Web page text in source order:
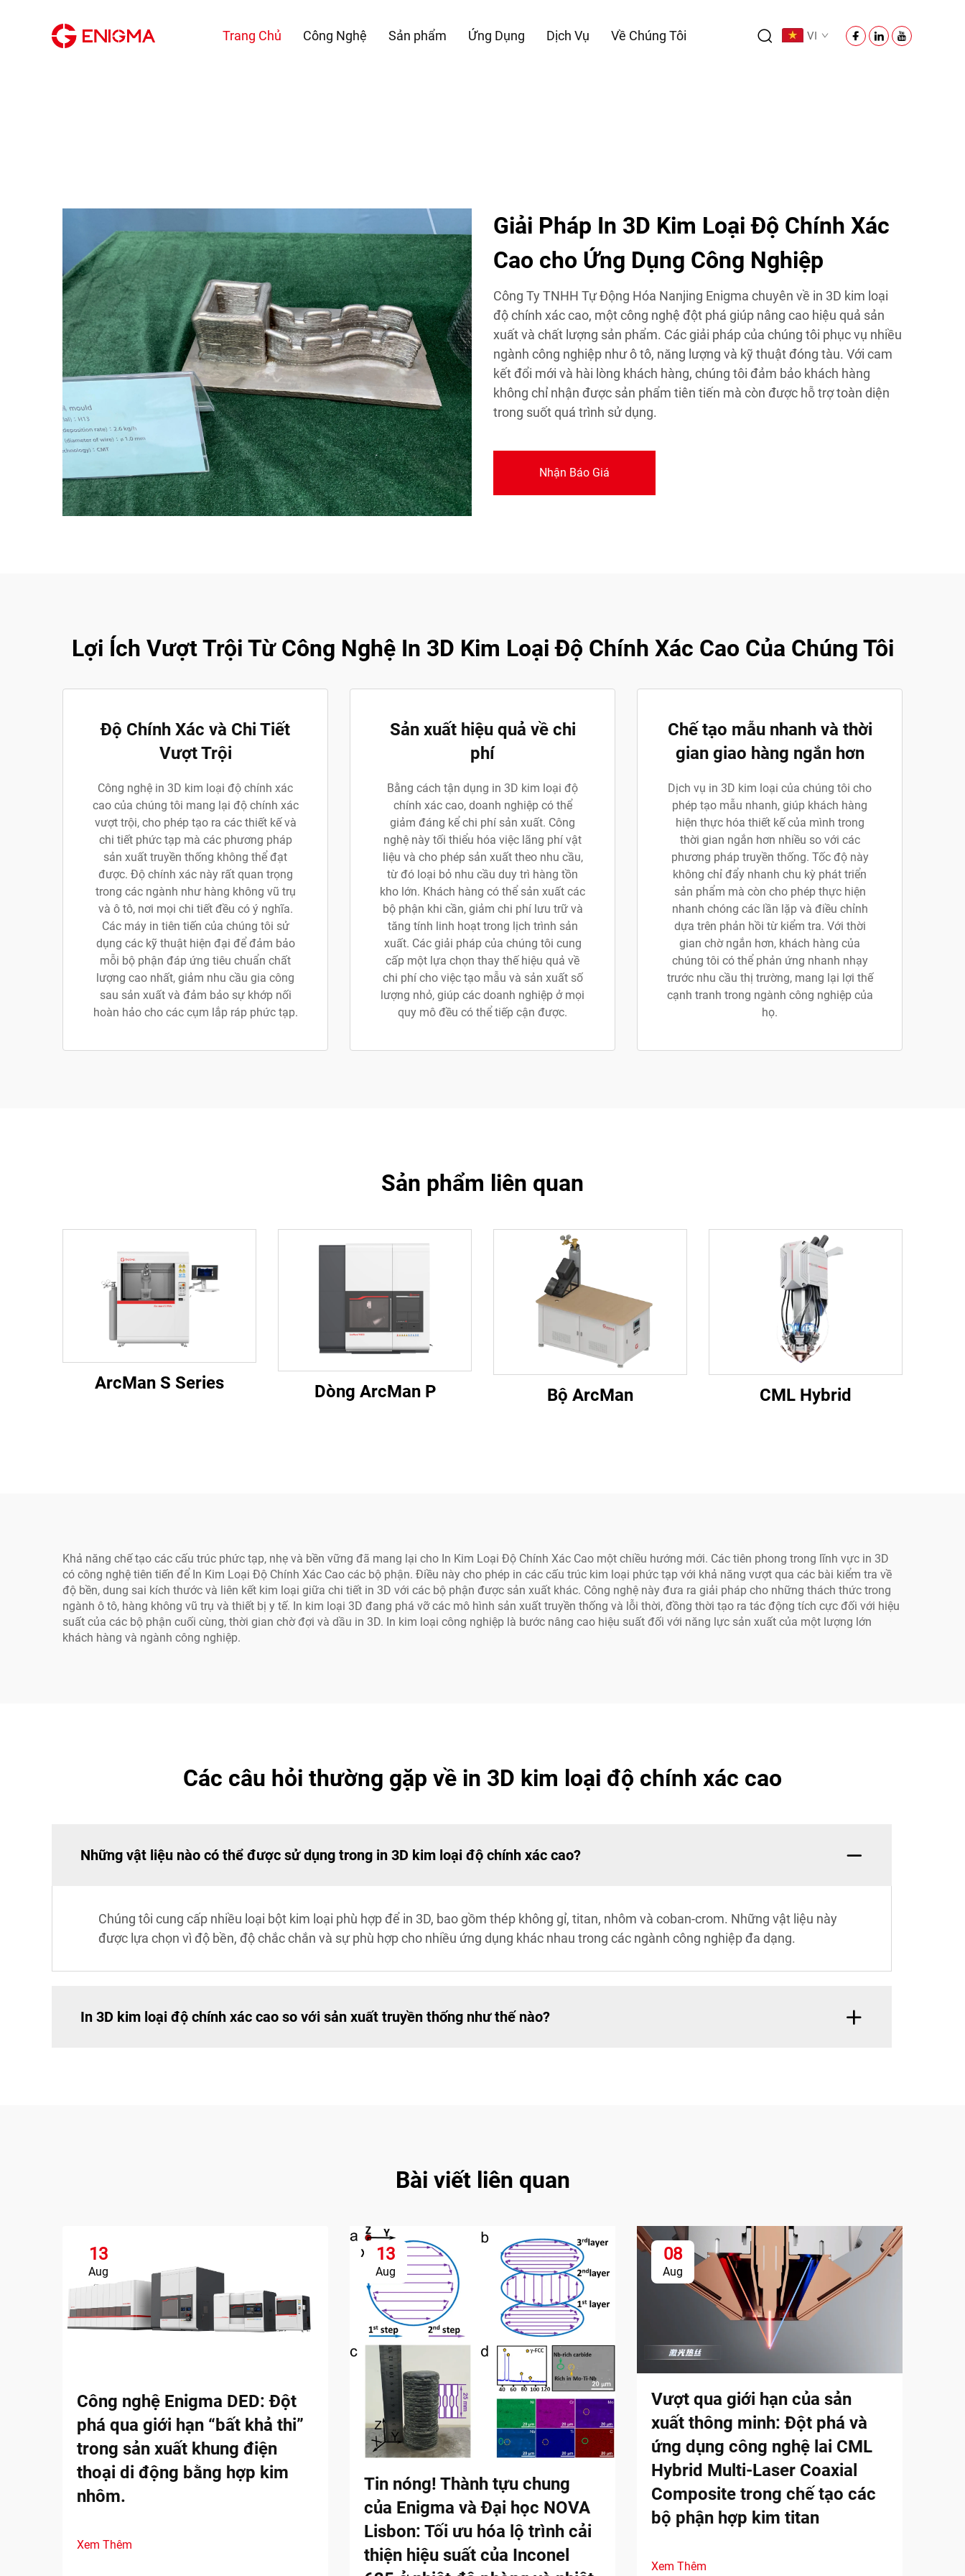
Trang Chủ Công Nghệ Sản phẩm Ứng Dụng Dịch Vụ Về Chúng Tôi VI
Giải Pháp In 3D Kim Loại Độ Chính Xác
Cao cho Ứng Dụng Công Nghiệp
Công Ty TNHH Tự Động Hóa Nanjing Enigma chuyên về in 3D kim loại
độ chính xác cao, một công nghệ đột phá giúp nâng cao hiệu quả sản
xuất và chất lượng sản phẩm. Các giải pháp của chúng tôi phục vụ nhiều
ngành công nghiệp như ô tô, năng lượng và kỹ thuật đóng tàu. Với cam
kết đổi mới và hài lòng khách hàng, chúng tôi đảm bảo khách hàng
không chỉ nhận được sản phẩm tiên tiến mà còn được hỗ trợ toàn diện
trong suốt quá trình sử dụng.
Nhận Báo Giá
Lợi Ích Vượt Trội Từ Công Nghệ In 3D Kim Loại Độ Chính Xác Cao Của Chúng Tôi
Độ Chính Xác và Chi Tiết
Vượt Trội
Công nghệ in 3D kim loại độ chính xác
cao của chúng tôi mang lại độ chính xác
vượt trội, cho phép tạo ra các thiết kế và
chi tiết phức tạp mà các phương pháp
sản xuất truyền thống không thể đạt
được. Độ chính xác này rất quan trọng
trong các ngành như hàng không vũ trụ
và ô tô, nơi mọi chi tiết đều có ý nghĩa.
Các máy in tiên tiến của chúng tôi sử
dụng các kỹ thuật hiện đại để đảm bảo
mỗi bộ phận đáp ứng tiêu chuẩn chất
lượng cao nhất, giảm nhu cầu gia công
sau sản xuất và đảm bảo sự khớp nối
hoàn hảo cho các cụm lắp ráp phức tạp.
Sản xuất hiệu quả về chi
phí
Bằng cách tận dụng in 3D kim loại độ
chính xác cao, doanh nghiệp có thể
giảm đáng kể chi phí sản xuất. Công
nghệ này tối thiểu hóa việc lãng phí vật
liệu và cho phép sản xuất theo nhu cầu,
từ đó loại bỏ nhu cầu duy trì hàng tồn
kho lớn. Khách hàng có thể sản xuất các
bộ phận khi cần, giảm chi phí lưu trữ và
tăng tính linh hoạt trong lịch trình sản
xuất. Các giải pháp của chúng tôi cung
cấp một lựa chọn thay thế hiệu quả về
chi phí cho việc tạo mẫu và sản xuất số
lượng nhỏ, giúp các doanh nghiệp ở mọi
quy mô đều có thể tiếp cận được.
Chế tạo mẫu nhanh và thời
gian giao hàng ngắn hơn
Dịch vụ in 3D kim loại của chúng tôi cho
phép tạo mẫu nhanh, giúp khách hàng
hiện thực hóa thiết kế của mình trong
thời gian ngắn hơn nhiều so với các
phương pháp truyền thống. Tốc độ này
không chỉ đẩy nhanh chu kỳ phát triển
sản phẩm mà còn cho phép thực hiện
nhanh chóng các lần lặp và điều chỉnh
dựa trên phản hồi từ kiểm tra. Với thời
gian chờ ngắn hơn, khách hàng của
chúng tôi có thể phản ứng nhanh nhạy
trước nhu cầu thị trường, mang lại lợi thế
cạnh tranh trong ngành công nghiệp của
họ.
Sản phẩm liên quan
ArcMan S Series Dòng ArcMan P Bộ ArcMan CML Hybrid
Khả năng chế tạo các cấu trúc phức tạp, nhẹ và bền vững đã mang lại cho In Kim Loại Độ Chính Xác Cao một chiều hướng mới. Các tiên phong trong lĩnh vực in 3D
có công nghệ tiên tiến để In Kim Loại Độ Chính Xác Cao các bộ phận. Điều này cho phép in các cấu trúc kim loại phức tạp với khả năng vượt qua các bài kiểm tra về
độ bền, dung sai kích thước và liên kết kim loại giữa chi tiết in 3D với các bộ phận được sản xuất khác. Công nghệ này đưa ra giải pháp cho những thách thức trong
ngành ô tô, hàng không vũ trụ và thiết bị y tế. In kim loại 3D đang phá vỡ các mô hình sản xuất truyền thống và lỗi thời, đồng thời tạo ra tác động tích cực đối với hiệu
suất của các bộ phận cuối cùng, thời gian chờ đợi và dầu in 3D. In kim loại công nghiệp là bước nâng cao hiệu suất đối với năng lực sản xuất của một lượng lớn
khách hàng và ngành công nghiệp.
Các câu hỏi thường gặp về in 3D kim loại độ chính xác cao
Những vật liệu nào có thể được sử dụng trong in 3D kim loại độ chính xác cao?
Chúng tôi cung cấp nhiều loại bột kim loại phù hợp để in 3D, bao gồm thép không gỉ, titan, nhôm và coban-crom. Những vật liệu này
được lựa chọn vì độ bền, độ chắc chắn và sự phù hợp cho nhiều ứng dụng khác nhau trong các ngành công nghiệp đa dạng.
In 3D kim loại độ chính xác cao so với sản xuất truyền thống như thế nào?
Bài viết liên quan
13
Aug
Công nghệ Enigma DED: Đột
phá qua giới hạn “bất khả thi”
trong sản xuất khung điện
thoại di động bằng hợp kim
nhôm.
Xem Thêm
13
Aug
Tin nóng! Thành tựu chung
của Enigma và Đại học NOVA
Lisbon: Tối ưu hóa lộ trình cải
thiện hiệu suất của Inconel
08
Aug
Vượt qua giới hạn của sản
xuất thông minh: Đột phá và
ứng dụng công nghệ lai CML
Hybrid Multi-Laser Coaxial
Composite trong chế tạo các
bộ phận hợp kim titan
Xem Thêm